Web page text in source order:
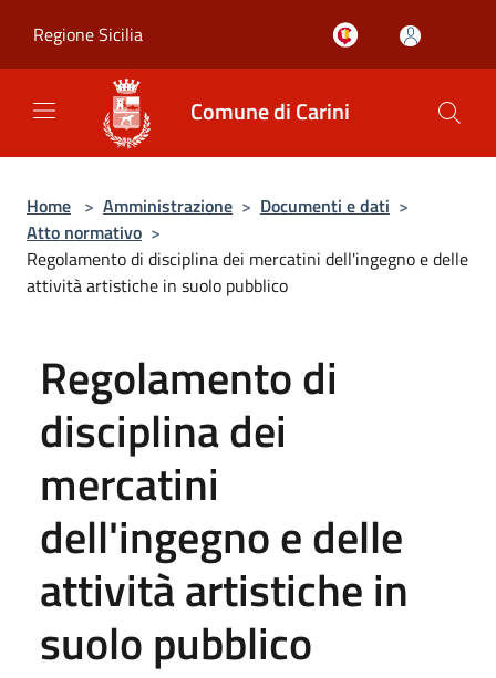
Regione Sicilia
Comune di Carini
Home > Amministrazione > Documenti e dati >
Atto normativo >
Regolamento di disciplina dei mercatini dell'ingegno e delle
attività artistiche in suolo pubblico
Regolamento di
disciplina dei
mercatini
dell'ingegno e delle
attività artistiche in
suolo pubblico